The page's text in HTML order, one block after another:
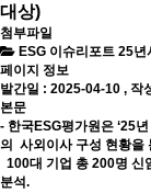
대상)
첨부파일
ESG 이슈리포트 25
페이지 정보
발간일 : 2025-04-10 , 작
본문
- 한국ESG평가원은 ‘25
의 사외이사 구성 현황을
100대 기업 총 200명 신
분석.